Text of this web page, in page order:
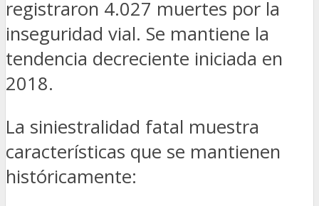
registraron 4.027 muertes por la
inseguridad vial. Se mantiene la
tendencia decreciente iniciada en
2018.
La siniestralidad fatal muestra
características que se mantienen
históricamente: